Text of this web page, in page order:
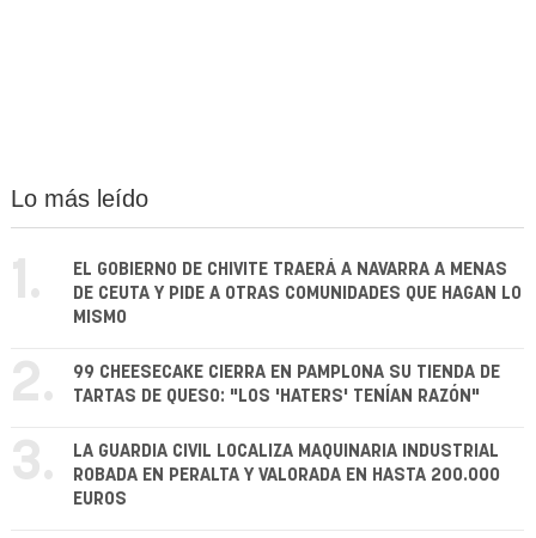
Lo más leído
1.
EL GOBIERNO DE CHIVITE TRAERÁ A NAVARRA A MENAS
DE CEUTA Y PIDE A OTRAS COMUNIDADES QUE HAGAN LO
MISMO
2.
99 CHEESECAKE CIERRA EN PAMPLONA SU TIENDA DE
TARTAS DE QUESO: "LOS 'HATERS' TENÍAN RAZÓN"
3.
LA GUARDIA CIVIL LOCALIZA MAQUINARIA INDUSTRIAL
ROBADA EN PERALTA Y VALORADA EN HASTA 200.000
EUROS